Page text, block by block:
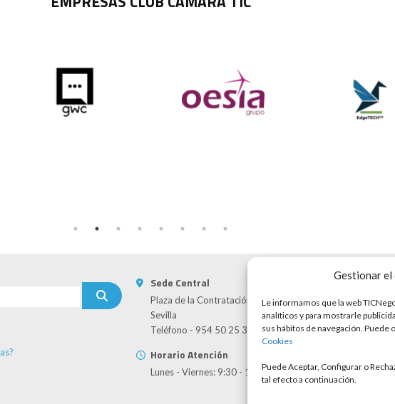
Gestionar el
Le informamos que la web
analíticos y para mostrarle
sus hábitos de navegación.
Cookies
Puede Aceptar, Configurar o
tal efecto a continuación.
Sede Central
Plaza de la Contratación, 8 - 41004
Sevilla
Teléfono - 954 50 25 30
Horario Atención
Lunes - Viernes: 9:30 - 13:30